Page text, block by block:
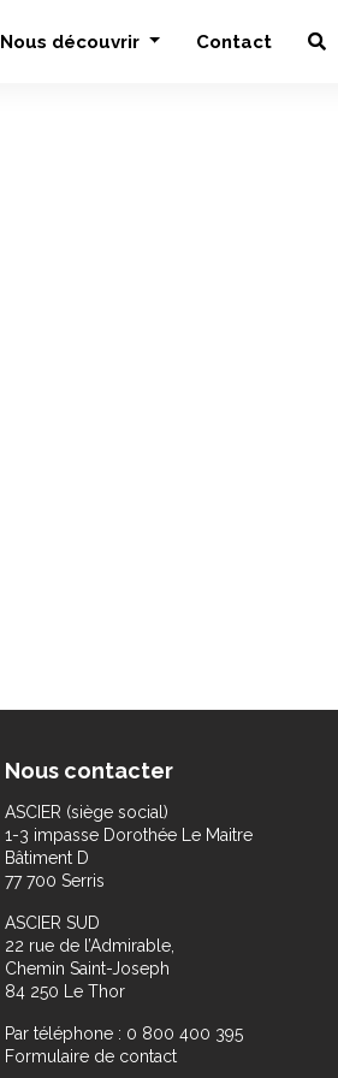
Nous découvrir Contact
Nous contacter
ASCIER (siège social)
1-3 impasse Dorothée Le Maitre
Bâtiment D
77 700 Serris
ASCIER SUD
22 rue de l’Admirable,
Chemin Saint-Joseph
84 250 Le Thor
Par téléphone : 0 800 400 395
Formulaire de contact